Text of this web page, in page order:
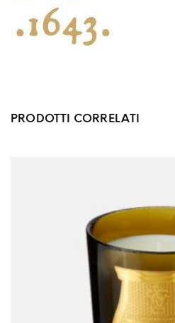
PRODOTTI CORRELATI